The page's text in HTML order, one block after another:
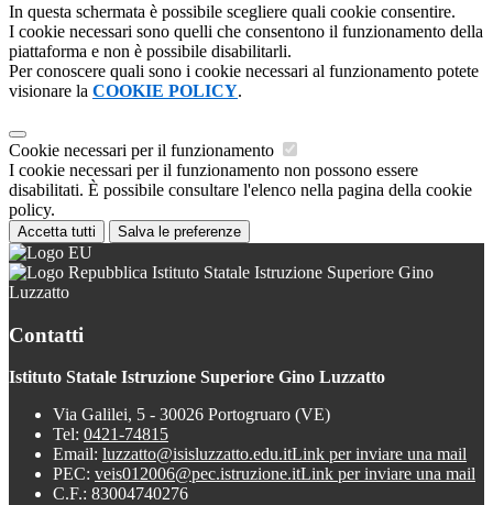
In questa schermata è possibile scegliere quali cookie consentire.
I cookie necessari sono quelli che consentono il funzionamento della
piattaforma e non è possibile disabilitarli.
Per conoscere quali sono i cookie necessari al funzionamento potete
visionare la COOKIE POLICY.
Cookie necessari per il funzionamento
I cookie necessari per il funzionamento non possono essere
disabilitati. È possibile consultare l'elenco nella pagina della cookie
policy.
Accetta tutti Salva le preferenze
Istituto Statale Istruzione Superiore Gino
Luzzatto
Contatti
Istituto Statale Istruzione Superiore Gino Luzzatto
Via Galilei, 5 - 30026 Portogruaro (VE)
Tel: 0421-74815
Email: luzzatto@isisluzzatto.edu.itLink per inviare una mail
PEC: veis012006@pec.istruzione.itLink per inviare una mail
C.F.: 83004740276